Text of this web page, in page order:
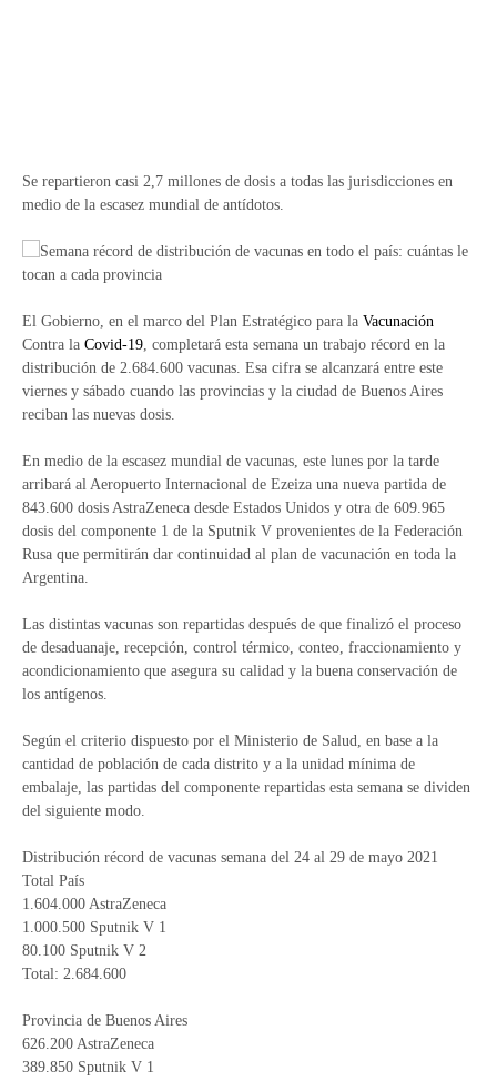
Se repartieron casi 2,7 millones de dosis a todas las jurisdicciones en
medio de la escasez mundial de antídotos.
El Gobierno, en el marco del Plan Estratégico para la Vacunación
Contra la Covid-19, completará esta semana un trabajo récord en la
distribución de 2.684.600 vacunas. Esa cifra se alcanzará entre este
viernes y sábado cuando las provincias y la ciudad de Buenos Aires
reciban las nuevas dosis.
En medio de la escasez mundial de vacunas, este lunes por la tarde
arribará al Aeropuerto Internacional de Ezeiza una nueva partida de
843.600 dosis AstraZeneca desde Estados Unidos y otra de 609.965
dosis del componente 1 de la Sputnik V provenientes de la Federación
Rusa que permitirán dar continuidad al plan de vacunación en toda la
Argentina.
Las distintas vacunas son repartidas después de que finalizó el proceso
de desaduanaje, recepción, control térmico, conteo, fraccionamiento y
acondicionamiento que asegura su calidad y la buena conservación de
los antígenos.
Según el criterio dispuesto por el Ministerio de Salud, en base a la
cantidad de población de cada distrito y a la unidad mínima de
embalaje, las partidas del componente repartidas esta semana se dividen
del siguiente modo.
Distribución récord de vacunas semana del 24 al 29 de mayo 2021
Total País
1.604.000 AstraZeneca
1.000.500 Sputnik V 1
80.100 Sputnik V 2
Total: 2.684.600
Provincia de Buenos Aires
626.200 AstraZeneca
389.850 Sputnik V 1